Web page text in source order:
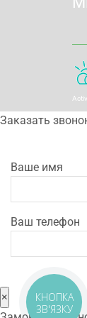
Заказать
Ваше имя
Ваш телефон
×
КНОПКА
ЗВ'ЯЗКУ